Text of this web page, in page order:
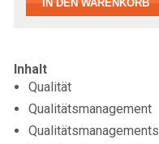
Inhalt
Qualität
Qualitätsmanagement